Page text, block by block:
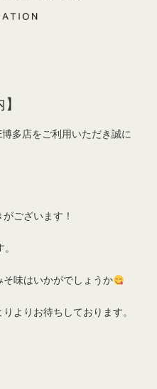
多店をご利用いただき誠に
ございます！
味はいかがでしょうか
よりお待ちしております。